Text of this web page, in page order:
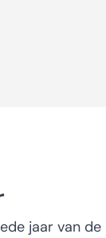
jaar van de